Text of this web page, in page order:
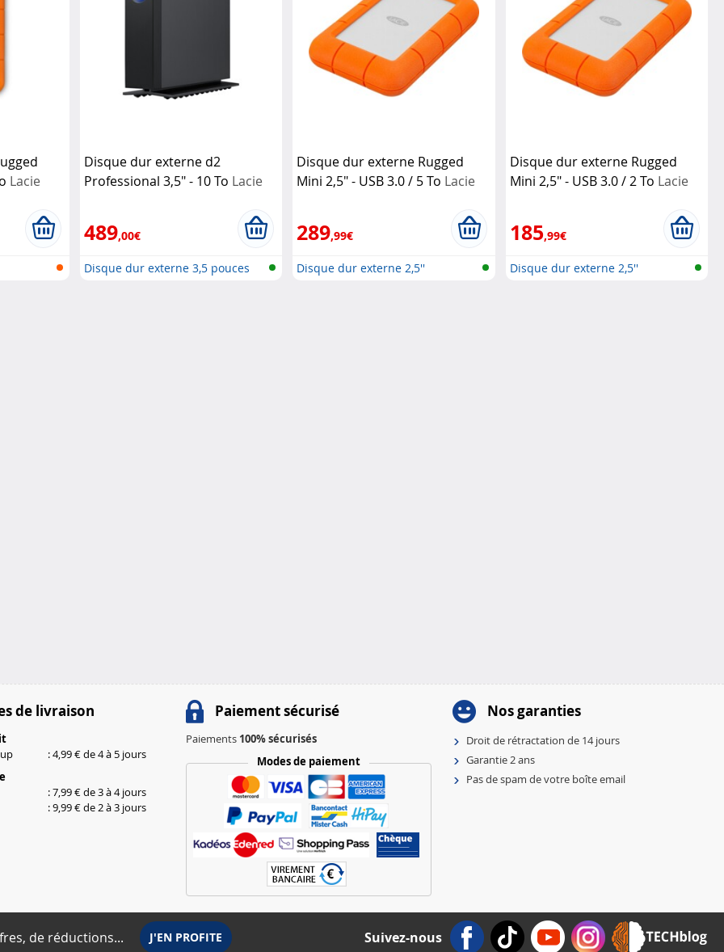
Lacie
Disque dur externe d2
Professional 3,5" - 10 To Lacie
489,00€
Disque dur externe 3,5 pouces
Disque dur externe Rugged
Mini 2,5" - USB 3.0 / 5 To Lacie
289,99€
Disque dur externe 2,5''
Disque dur externe Rugged
Mini 2,5" - USB 3.0 / 2 To Lacie
185,99€
Disque dur externe 2,5''
de livraison
: 4,99 € de 4 à 5 jours
: 7,99 € de 3 à 4 jours
: 9,99 € de 2 à 3 jours
Paiement sécurisé
Paiements 100% sécurisés
Modes de paiement
Nos garanties
Droit de rétractation de 14 jours
Garantie 2 ans
Pas de spam de votre boîte email
de réductions... Suivez-nous